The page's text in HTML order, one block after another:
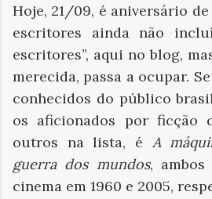
Hoje, 21/09, é aniversário
escritores ainda não
escritores”, aqui no blog,
merecida, passa a ocupar.
conhecidos do público
os aficionados por ficção
outros na lista, é A
guerra dos mundos, ambos
cinema em 1960 e 2005,